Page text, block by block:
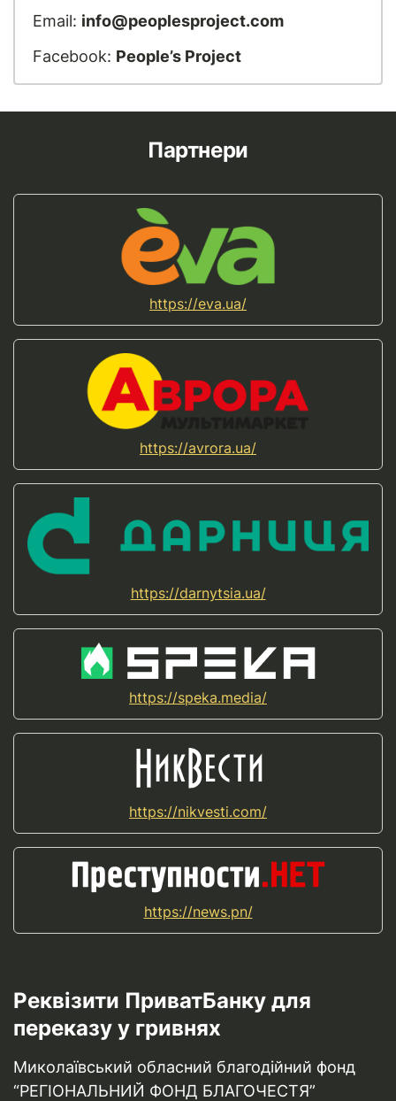
Email: info@peoplesproject.com
Facebook: People’s Project
Партнери
https://eva.ua/
https://avrora.ua/
https://darnytsia.ua/
https://speka.media/
https://nikvesti.com/
https://news.pn/
Реквізити ПриватБанку для
переказу у гривнях
Миколаївський обласний благодійний фонд
“РЕГІОНАЛЬНИЙ ФОНД БЛАГОЧЕСТЯ”